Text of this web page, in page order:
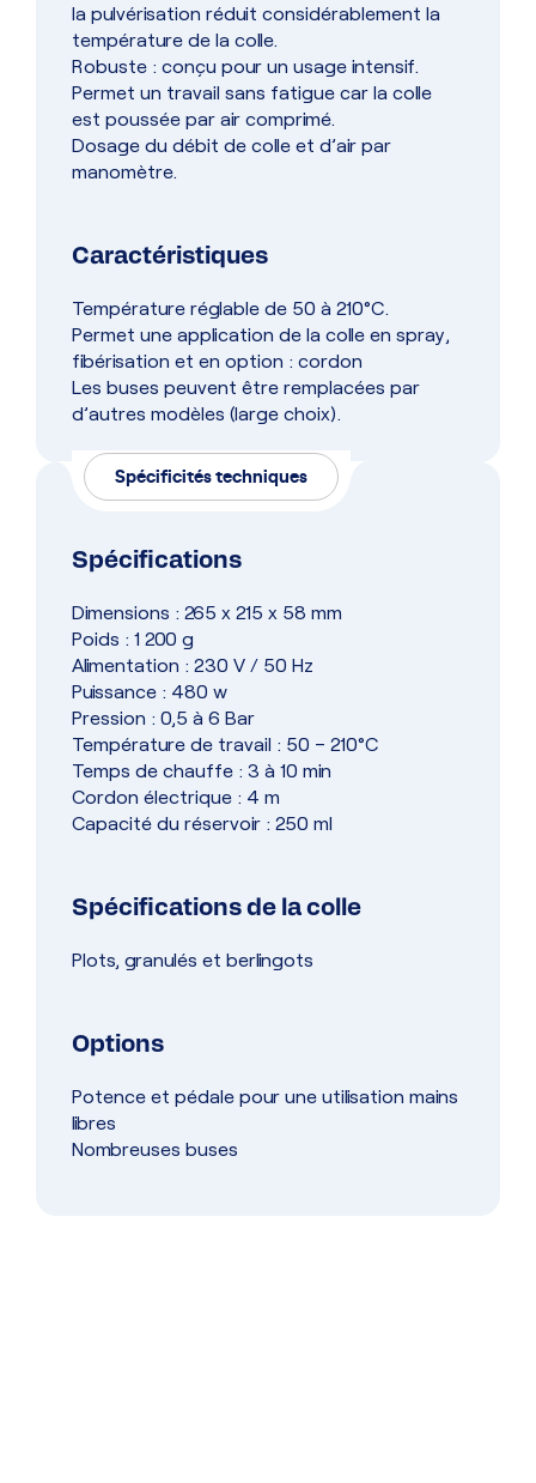
la pulvérisation réduit considérablement la
température de la colle.
Robuste : conçu pour un usage intensif.
Permet un travail sans fatigue car la colle
est poussée par air comprimé.
Dosage du débit de colle et d’air par
manomètre.
Caractéristiques
Température réglable de 50 à 210°C.
Permet une application de la colle en spray,
fibérisation et en option : cordon
Les buses peuvent être remplacées par
d’autres modèles (large choix).
Spécificités techniques
Spécifications
Dimensions : 265 x 215 x 58 mm
Poids : 1 200 g
Alimentation : 230 V / 50 Hz
Puissance : 480 w
Pression : 0,5 à 6 Bar
Température de travail : 50 – 210°C
Temps de chauffe : 3 à 10 min
Cordon électrique : 4 m
Capacité du réservoir : 250 ml
Spécifications de la colle
Plots, granulés et berlingots
Options
Potence et pédale pour une utilisation mains
libres
Nombreuses buses